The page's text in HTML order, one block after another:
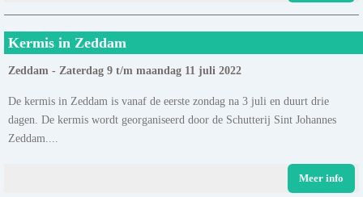
Kermis in Zeddam
Zeddam - Zaterdag 9 t/m maandag 11 juli 2022
De kermis in Zeddam is vanaf de eerste zondag na 3 juli en duurt drie
dagen. De kermis wordt georganiseerd door de Schutterij Sint Johannes
Zeddam....
Meer info